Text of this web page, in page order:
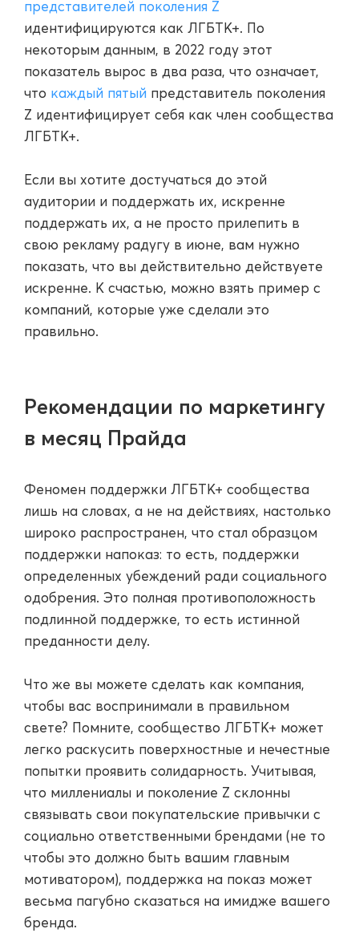
представителей поколения Z
идентифицируются как ЛГБТК+. По
некоторым данным, в 2022 году этот
показатель вырос в два раза, что означает,
что каждый пятый представитель поколения
Z идентифицирует себя как член сообщества
ЛГБТК+.
Если вы хотите достучаться до этой
аудитории и поддержать их, искренне
поддержать их, а не просто прилепить в
свою рекламу радугу в июне, вам нужно
показать, что вы действительно действуете
искренне. К счастью, можно взять пример с
компаний, которые уже сделали это
правильно.
Рекомендации по маркетингу
в месяц Прайда
Феномен поддержки ЛГБТК+ сообщества
лишь на словах, а не на действиях, настолько
широко распространен, что стал образцом
поддержки напоказ: то есть, поддержки
определенных убеждений ради социального
одобрения. Это полная противоположность
подлинной поддержке, то есть истинной
преданности делу.
Что же вы можете сделать как компания,
чтобы вас воспринимали в правильном
свете? Помните, сообщество ЛГБТК+ может
легко раскусить поверхностные и нечестные
попытки проявить солидарность. Учитывая,
что миллениалы и поколение Z склонны
связывать свои покупательские привычки с
социально ответственными брендами (не то
чтобы это должно быть вашим главным
мотиватором), поддержка на показ может
весьма пагубно сказаться на имидже вашего
бренда.